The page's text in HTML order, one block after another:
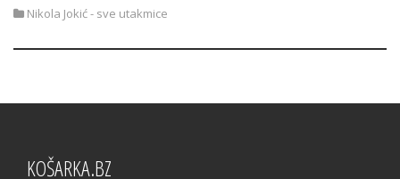
Nikola Jokić - sve utakmice
KOŠARKA.BZ